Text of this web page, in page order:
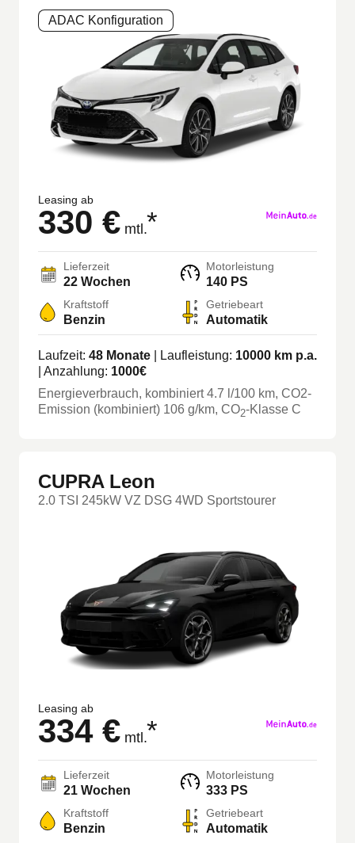
ADAC Konfiguration
Leasing ab
330 € mtl.*
Lieferzeit
22 Wochen
Motorleistung
140 PS
Kraftstoff
Benzin
Getriebeart
Automatik
Laufzeit: 48 Monate | Laufleistung: 10000 km p.a.
| Anzahlung: 1000€
Energieverbrauch, kombiniert4.7 l/100 km, CO2-
Emission (kombiniert) 106 g/km, CO2-Klasse C
CUPRA Leon
2.0 TSI 245kW VZ DSG 4WD Sportstourer
Leasing ab
334 € mtl.*
Lieferzeit
21 Wochen
Motorleistung
333 PS
Kraftstoff
Benzin
Getriebeart
Automatik